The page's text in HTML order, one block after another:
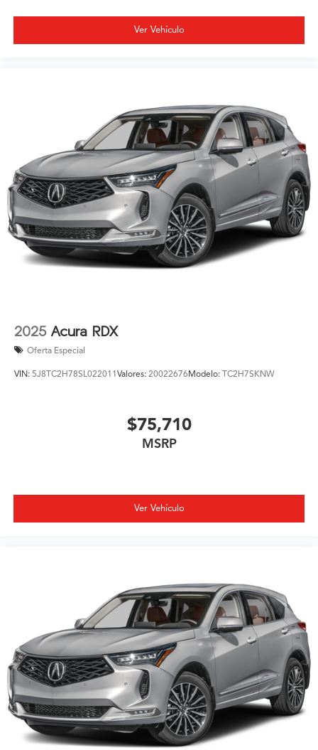
Ver Vehículo
2025 Acura RDX
Oferta Especial
VIN: 5J8TC2H78SL022011Valores: 20022676Modelo: TC2H7SKNW
$75,710
MSRP
Ver Vehículo